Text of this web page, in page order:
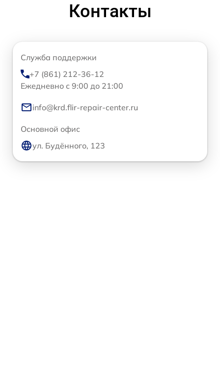
Контакты
Служба поддержки
+7 (861) 212-36-12
Ежедневно с 9:00 до 21:00
info@krd.flir-repair-center.ru
Основной офис
ул. Будённого, 123